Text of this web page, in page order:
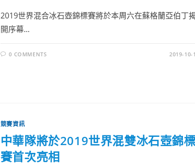
2019世界混合冰石壺錦標賽將於本周六在蘇格蘭亞伯丁
開序幕...
0 COMMENTS 2019-10-
競賽資訊
中華隊將於2019世界混雙冰石壺錦
賽首次亮相